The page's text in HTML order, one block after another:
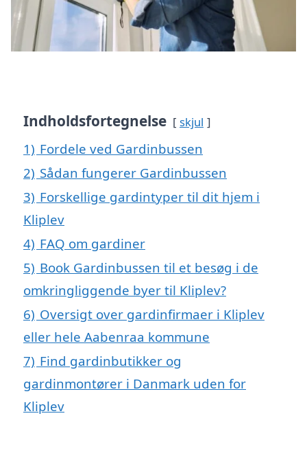
Indholdsfortegnelse skjul
1) Fordele ved Gardinbussen
2) Sådan fungerer Gardinbussen
3) Forskellige gardintyper til dit hjem i
Kliplev
4) FAQ om gardiner
5) Book Gardinbussen til et besøg i de
omkringliggende byer til Kliplev?
6) Oversigt over gardinfirmaer i Kliplev
eller hele Aabenraa kommune
7) Find gardinbutikker og
gardinmontører i Danmark uden for
Kliplev